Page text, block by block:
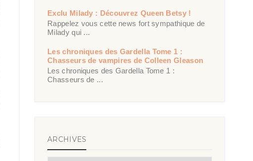
Exclu Milady : Découvrez Queen Betsy !
Rappelez vous cette news fort sympathique de
Milady qui ...
Les chroniques des Gardella Tome 1 :
Chasseurs de vampires de Colleen Gleason
Les chroniques des Gardella Tome 1 :
Chasseurs de ...
ARCHIVES